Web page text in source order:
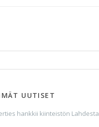
UUTISET
hankkii kiinteistön Lahdesta